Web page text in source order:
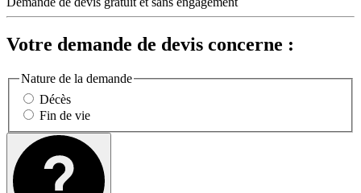
Votre demande de devis concerne :
Nature de la demande
Décès
Fin de vie